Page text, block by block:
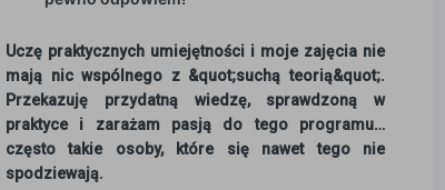
Uczę praktycznych umiejętności i moje zajęcia nie
mają nic wspólnego z &quot;suchą teorią&quot;.
Przekazuję przydatną wiedzę, sprawdzoną w
praktyce i zarażam pasją do tego programu…
często takie osoby, które się nawet tego nie
spodziewają.